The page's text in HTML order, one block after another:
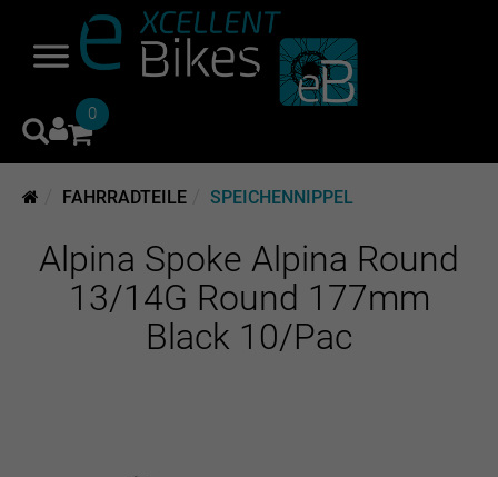
0
FAHRRADTEILE SPEICHENNIPPEL
Alpina Spoke Alpina Round
13/14G Round 177mm
Black 10/Pac